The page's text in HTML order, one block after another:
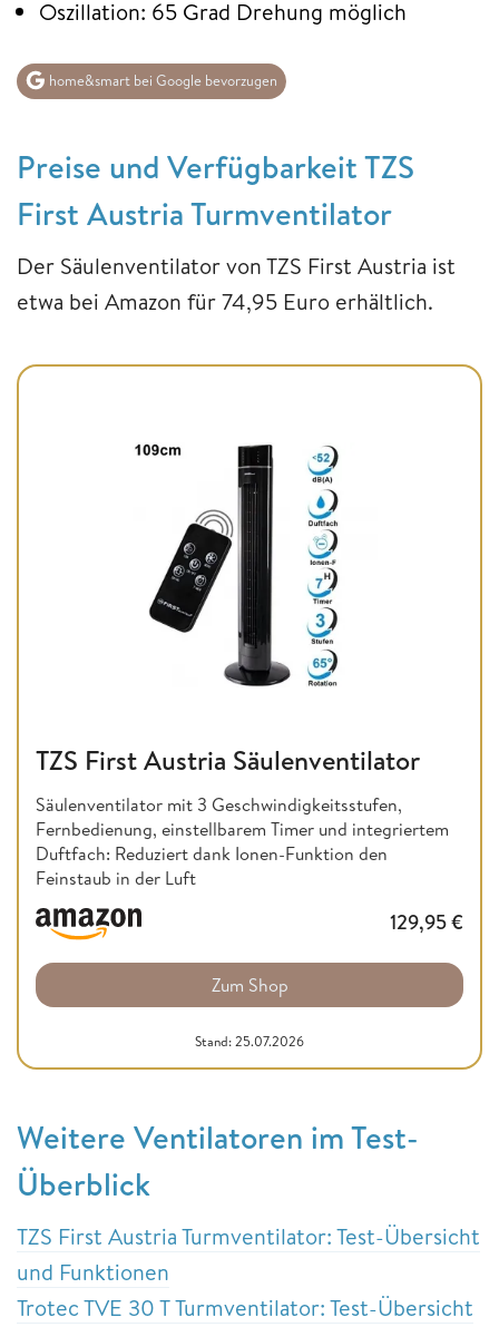
Oszillation: 65 Grad Drehung möglich
home&smart bei Google bevorzugen
Preise und Verfügbarkeit TZS
First Austria Turmventilator
Der Säulenventilator von TZS First Austria ist
etwa bei Amazon für 74,95 Euro erhältlich.
TZS First Austria Säulenventilator
Säulenventilator mit 3 Geschwindigkeitsstufen,
Fernbedienung, einstellbarem Timer und integriertem
Duftfach: Reduziert dank Ionen-Funktion den
Feinstaub in der Luft
129,95€
Zum Shop
Stand: 25.07.2026
Weitere Ventilatoren im Test-
Überblick
TZS First Austria Turmventilator: Test-Übersicht
und Funktionen
Trotec TVE 30 T Turmventilator: Test-Übersicht